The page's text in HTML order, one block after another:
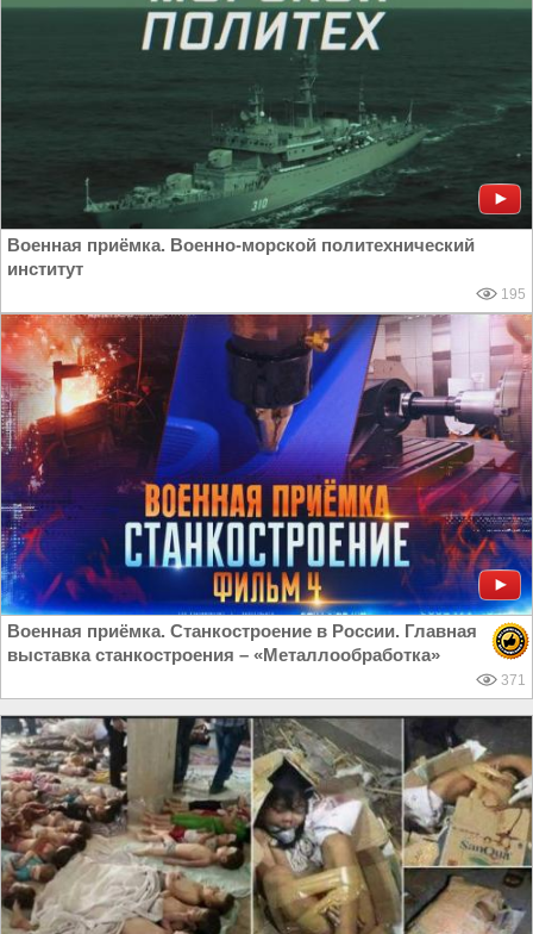
Военная приёмка. Военно-морской политехнический
институт
195
Военная приёмка. Станкостроение в России. Главная
выставка станкостроения – «Металлообработка»
371